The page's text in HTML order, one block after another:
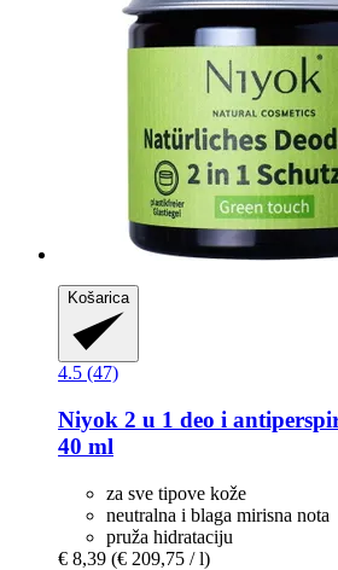
Košarica
4.5 (47)
Niyok 2 u 1 deo i
40 ml
za sve tipove kože
neutralna i blaga mirisna nota
pruža hidrataciju
€ 8,39 (€ 209,75 / l)